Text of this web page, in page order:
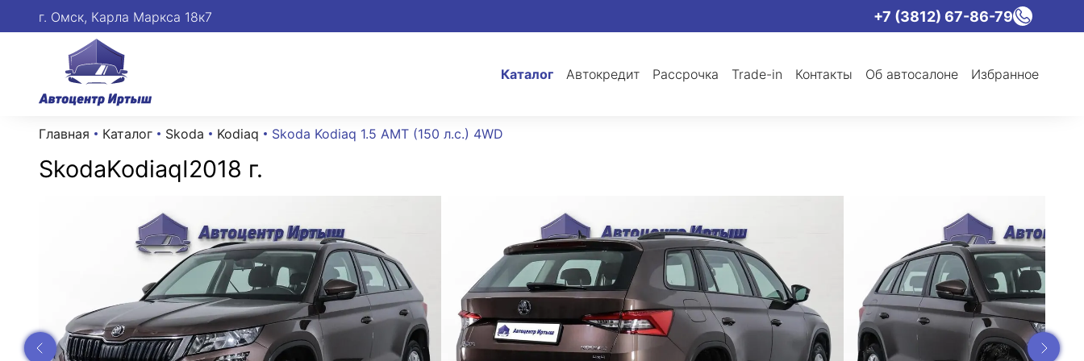
г. Омск, Карла Маркса 18к7 +7 (3812) 67-86-79
Каталог Автокредит Рассрочка Trade-in Контакты Об автосалоне Избранное
Главная Каталог Skoda Kodiaq Skoda Kodiaq 1.5 AMT (150 л.с.) 4WD
SkodaKodiaqI2018 г.